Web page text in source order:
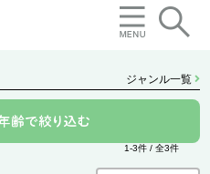
ジャンル一覧
1-3件 / 全3件